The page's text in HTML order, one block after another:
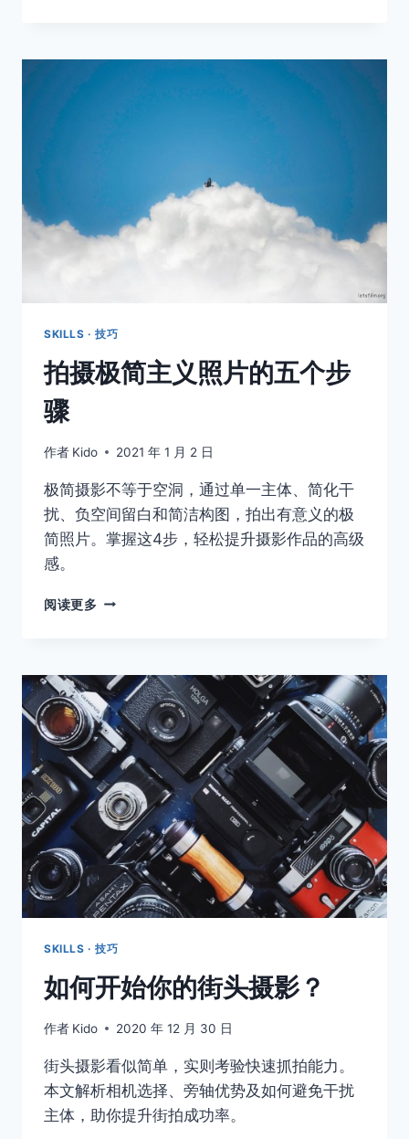
的
SKILLS · 技巧
拍摄极简主义照片的五个步
骤
作者 Kido 2021 年 1 月 2 日
极简摄影不等于空洞，通过单一主体、简化干
扰、负空间留白和简洁构图，拍出有意义的极
简照片。掌握这4步，轻松提升摄影作品的高级
感。
阅读更多 拍
主
义
照
片
的
五
个
步
骤
SKILLS · 技巧
如何开始你的街头摄影？
作者 Kido 2020 年 12 月 30 日
街头摄影看似简单，实则考验快速抓拍能力。
本文解析相机选择、旁轴优势及如何避免干扰
主体，助你提升街拍成功率。